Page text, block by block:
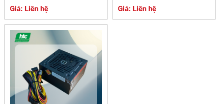
Giá: Liên hệ
Hãng
Giá: Liên hệ